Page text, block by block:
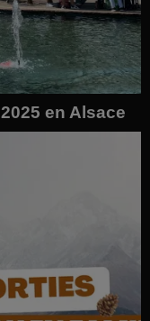
en Alsace